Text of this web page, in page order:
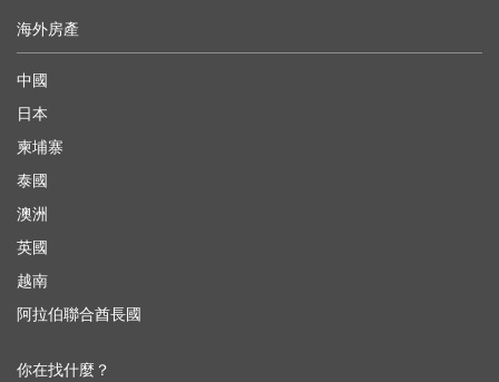
海外房產
中國
日本
柬埔寨
泰國
澳洲
英國
越南
阿拉伯聯合酋長國
你在找什麼？